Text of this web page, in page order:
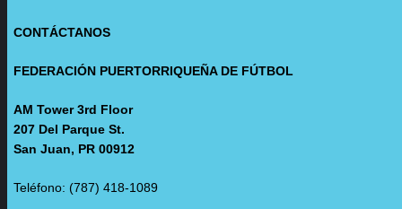
CONTÁCTANOS
FEDERACIÓN PUERTORRIQUEÑA DE FÚTBOL
AM Tower 3rd Floor
207 Del Parque St.
San Juan, PR 00912
Teléfono: (787) 418-1089